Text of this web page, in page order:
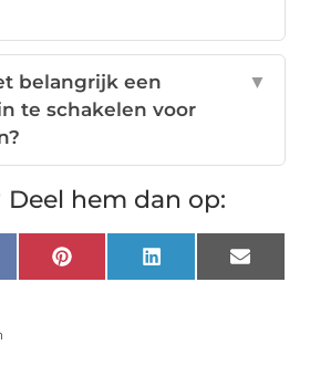
belangrijk een
te schakelen voor
▼
Deel hem dan op:
PinterestLinkedInEmail